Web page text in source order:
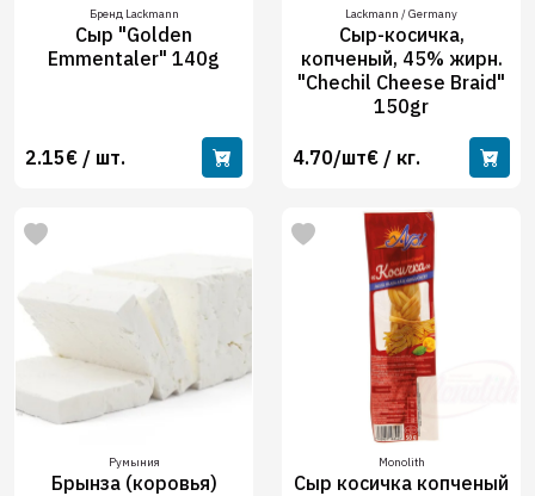
Бренд Lackmann
Сыр "Golden
Emmentaler" 140g
2.15€ / шт.
Lackmann / Germany
Сыр-косичка,
копченый, 45% жирн.
"Chechil Cheese Braid"
150gr
4.70/шт€ / кг.
Румыния
Брынза (коровья)
Monolith
Сыр косичка копченый